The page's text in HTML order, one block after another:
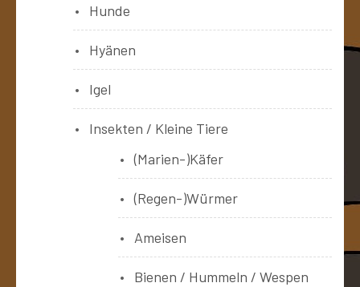
Hunde
Hyänen
Igel
Insekten / Kleine Tiere
(Marien-)Käfer
(Regen-)Würmer
Ameisen
Bienen / Hummeln / Wespen